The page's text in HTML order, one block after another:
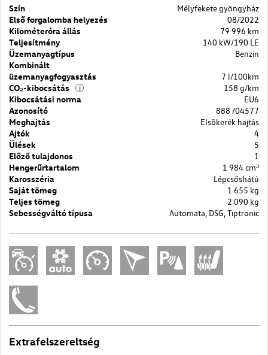
Szín
Mélyfekete gyöngyház
Első forgalomba helyezés
08/2022
Kilométeróra állás
79 996 km
Teljesítmény
140 kW/190 LE
Üzemanyagtípus
Benzin
Kombinált
üzemanyagfogyasztás
7 l/100km
CO₂-kibocsátás
i
158 g/km
Kibocsátási norma
EU6
Azonosító
888 /04577
Meghajtás
Elsõkerék hajtás
Ajtók
4
Ülések
5
Előző tulajdonos
1
Hengerűrtartalom
1 984 cm³
Karosszéria
Lépcsőshátú
Saját tömeg
1 655 kg
Teljes tömeg
2 090 kg
Sebességváltó típusa
Automata, DSG, Tiptronic
Extrafelszereltség